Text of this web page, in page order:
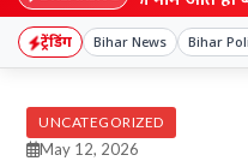
ट्रेंडिंग Bihar News Bihar
UNCATEGORIZED
May 12, 2026